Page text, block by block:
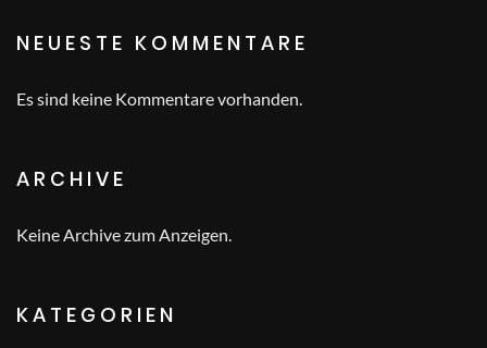
NEUESTE KOMMENTARE
Es sind keine Kommentare vorhanden.
ARCHIVE
Keine Archive zum Anzeigen.
KATEGORIEN